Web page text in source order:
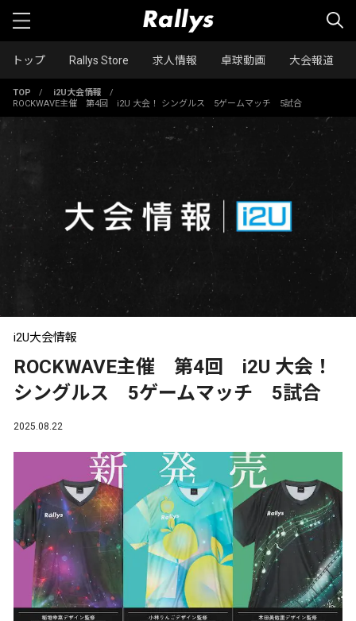
トップ Rallys Store 求人情報 卓球動画 大会報道
TOP / i2U大会情報
/
ROCKWAVE主催 第4回 i2U 大会！ シングルス 5ゲームマッチ 5試合
i2U大会情報
ROCKWAVE主催 第4回 i2U 大会！
シングルス 5ゲームマッチ 5試合
2025.08.22